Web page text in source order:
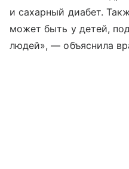
и сахарный диабет.
может быть у детей,
людей», — объяснила